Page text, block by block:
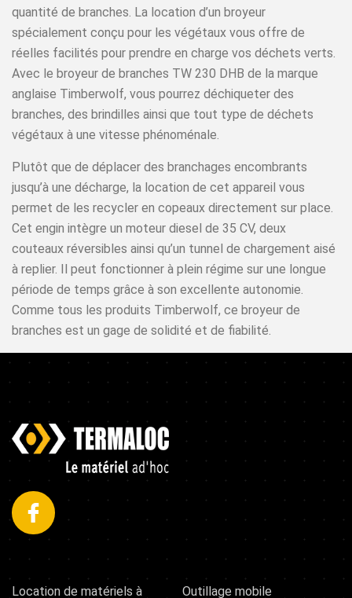
quantité de branches. La location d’un broyeur
spécialement conçu pour les végétaux vous offre de
réelles facilités pour prendre en charge vos déchets verts.
Avec le broyeur de branches TW 230 DHB de la marque
anglaise Timberwolf, vous pourrez déchiqueter des
branches, des brindilles ainsi que tout type de déchets
végétaux à une vitesse phénoménale.
Plutôt que de déplacer des branchages encombrants
jusqu’à une décharge, la location de cet appareil vous
permet de les recycler en copeaux directement sur place.
Cet engin intègre un moteur diesel de 35 CV, deux
couteaux réversibles ainsi qu’un tunnel de chargement aisé
à replier. Il peut fonctionner à plein régime sur une longue
période de temps grâce à son excellente autonomie.
Comme tous les produits Timberwolf, ce broyeur de
branches est un gage de solidité et de fiabilité.
Location de matériels à
Outillage mobile